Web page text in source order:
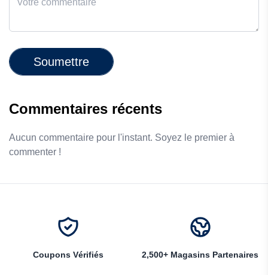
Soumettre
Commentaires récents
Aucun commentaire pour l'instant. Soyez le premier à
commenter !
Coupons Vérifiés 2,500+ Magasins Partenaires